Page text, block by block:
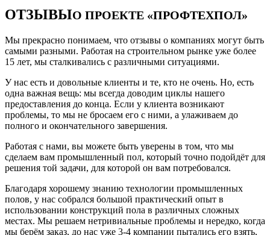
ОТЗЫВЫО ПРОЕКТЕ «ПРОФТЕХПОЛ»
Мы прекрасно понимаем, что отзывы о компаниях могут быть
самыми разными. Работая на строительном рынке уже более
15 лет, мы сталкивались с различными ситуациями.
У нас есть и довольные клиенты и те, кто не очень. Но, есть
одна важная вещь: мы всегда доводим циклы нашего
предоставления до конца. Если у клиента возникают
проблемы, то мы не бросаем его с ними, а улаживаем до
полного и окончательного завершения.
Работая с нами, вы можете быть уверены в том, что мы
сделаем вам промышленный пол, который точно подойдёт для
решения той задачи, для которой он вам потребовался.
Благодаря хорошему знанию технологии промышленных
полов, у нас собрался большой практический опыт в
использовании конструкций пола в различных сложных
местах. Мы решаем нетривиальные проблемы и нередко, когда
мы берём заказ, до нас уже 3-4 компании пытались его взять,